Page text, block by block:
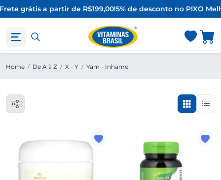
grátis a partir de R$199,00!5% de desconto no PIXO
Home / De A à Z / X - Y / Yam - Inhame